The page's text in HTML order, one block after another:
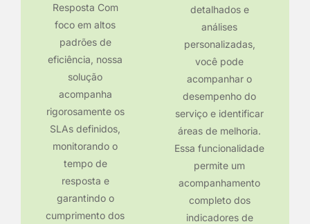
Resposta Com
foco em altos
padrões de
eficiência, nossa
solução
acompanha
rigorosamente os
SLAs definidos,
monitorando o
tempo de
resposta e
garantindo o
cumprimento dos
detalhados e
análises
personalizadas,
você pode
acompanhar o
desempenho do
serviço e identificar
áreas de melhoria.
Essa funcionalidade
permite um
acompanhamento
completo dos
indicadores de